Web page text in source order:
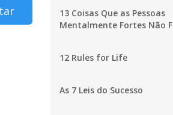
13 Coisas Que as Pessoas
Mentalmente Fortes Não
12 Rules for Life
As 7 Leis do Sucesso